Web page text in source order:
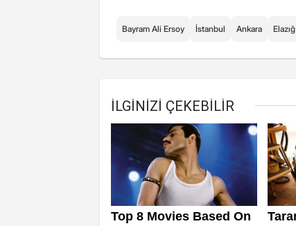
Bayram Ali Ersoy İstanbul Ankara Elazığ